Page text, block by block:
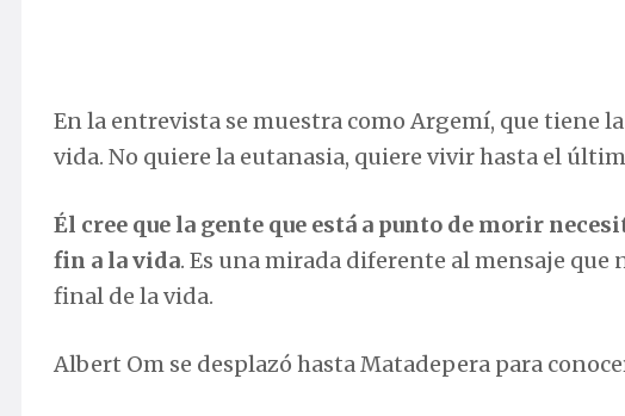
En la entrevista se muestra como Argemí, que tiene
vida. No quiere la eutanasia, quiere vivir hasta el
Él cree que la gente que está a punto de morir
fin a la vida. Es una mirada diferente al mensaje que
final de la vida.
Albert Om se desplazó hasta Matadepera para